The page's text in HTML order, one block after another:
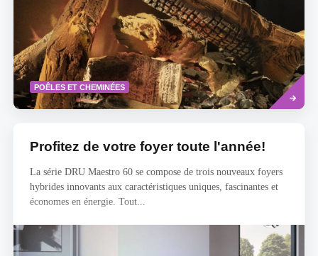
POÊLES ET CHEMINÉES
Savoir
plus
Profitez de votre foyer toute l'année!
La série DRU Maestro 60 se compose de trois nouveaux foyers
hybrides innovants aux caractéristiques uniques, fascinantes et
économes en énergie. Tout...